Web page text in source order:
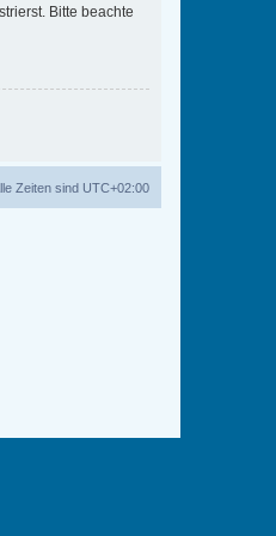
Bitte beachte
Zeiten sind UTC+02:00